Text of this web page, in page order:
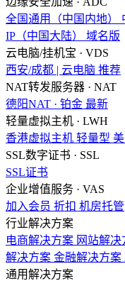
全国通用（中国内地）
IP（中国大陆）
域名版
云电脑/挂机宝 · VDS
西安/成都 | 云电脑 推荐
NAT转发服务器 · NAT
德阳NAT · 铂金 最新
轻量虚拟主机 · LWH
香港虚拟主机 轻量型
SSL数字证书 · SSL
SSL证书
企业增值服务 · VAS
加入会员 折扣 机房托管
行业解决方案
电商解决方案 网站解决
解决方案 金融解决方案
通用解决方案